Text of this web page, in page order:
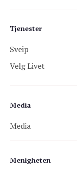
Menigheten
Tjenester
Sveip
Velg Livet
Media
Media